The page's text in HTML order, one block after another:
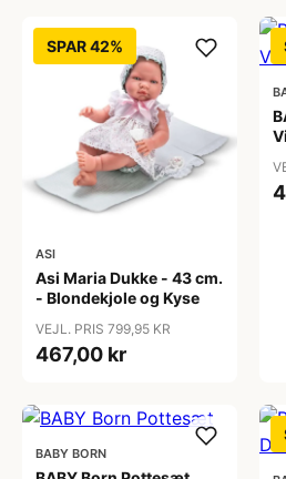
SPAR 42%
ASI
Asi Maria Dukke - 43 cm.
- Blondekjole og Kyse
VEJL. PRIS 799,95 KR
467,00 kr
BABY BORN